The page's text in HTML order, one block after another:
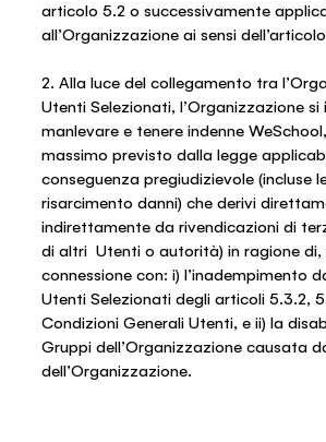
articolo 5.2 o successivamente
all’Organizzazione ai sensi
2. Alla luce del collegamento tra
Utenti Selezionati, l’Organizzazione si
manlevare e tenere indenne
massimo previsto dalla legge
conseguenza pregiudizievole (incluse
risarcimento danni) che derivi
indirettamente da rivendicazioni di
di altri Utenti o autorità) in ragione di,
connessione con: i) l’inadempimento
Utenti Selezionati degli articoli 5.3.2,
Condizioni Generali Utenti, e ii) la
Gruppi dell’Organizzazione causata
dell’Organizzazione.